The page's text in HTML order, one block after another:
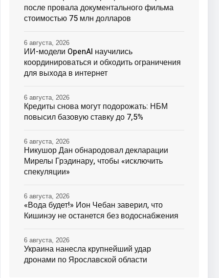
после провала документального фильма
стоимостью 75 млн долларов
ИИ-модели OpenAI научились
координироваться и обходить ограничения
для выхода в интернет
6 августа, 2026
Кредиты снова могут подорожать: НБМ
повысил базовую ставку до 7,5%
6 августа, 2026
Никушор Дан обнародовал декларации
Мирелы Грэдинару, чтобы «исключить
спекуляции»
6 августа, 2026
«Вода будет!» Ион Чебан заверил, что
Кишинэу не останется без водоснабжения
6 августа, 2026
Украина нанесла крупнейший удар
дронами по Ярославской области
6 августа, 2026